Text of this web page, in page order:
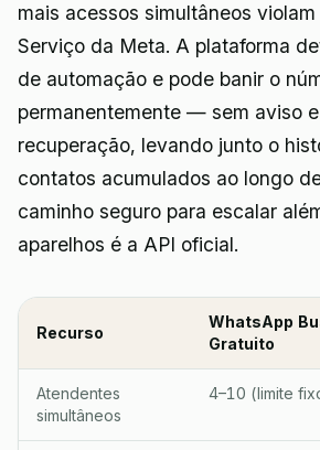
mais acessos simultâneos
Serviço da Meta. A plataforma
de automação e pode banir o
permanentemente — sem aviso
recuperação, levando junto o
contatos acumulados ao longo
caminho seguro para escalar
aparelhos é a API oficial.
Recurso
WhatsApp
Gratuito
Atendentes
simultâneos
4–10 (limite